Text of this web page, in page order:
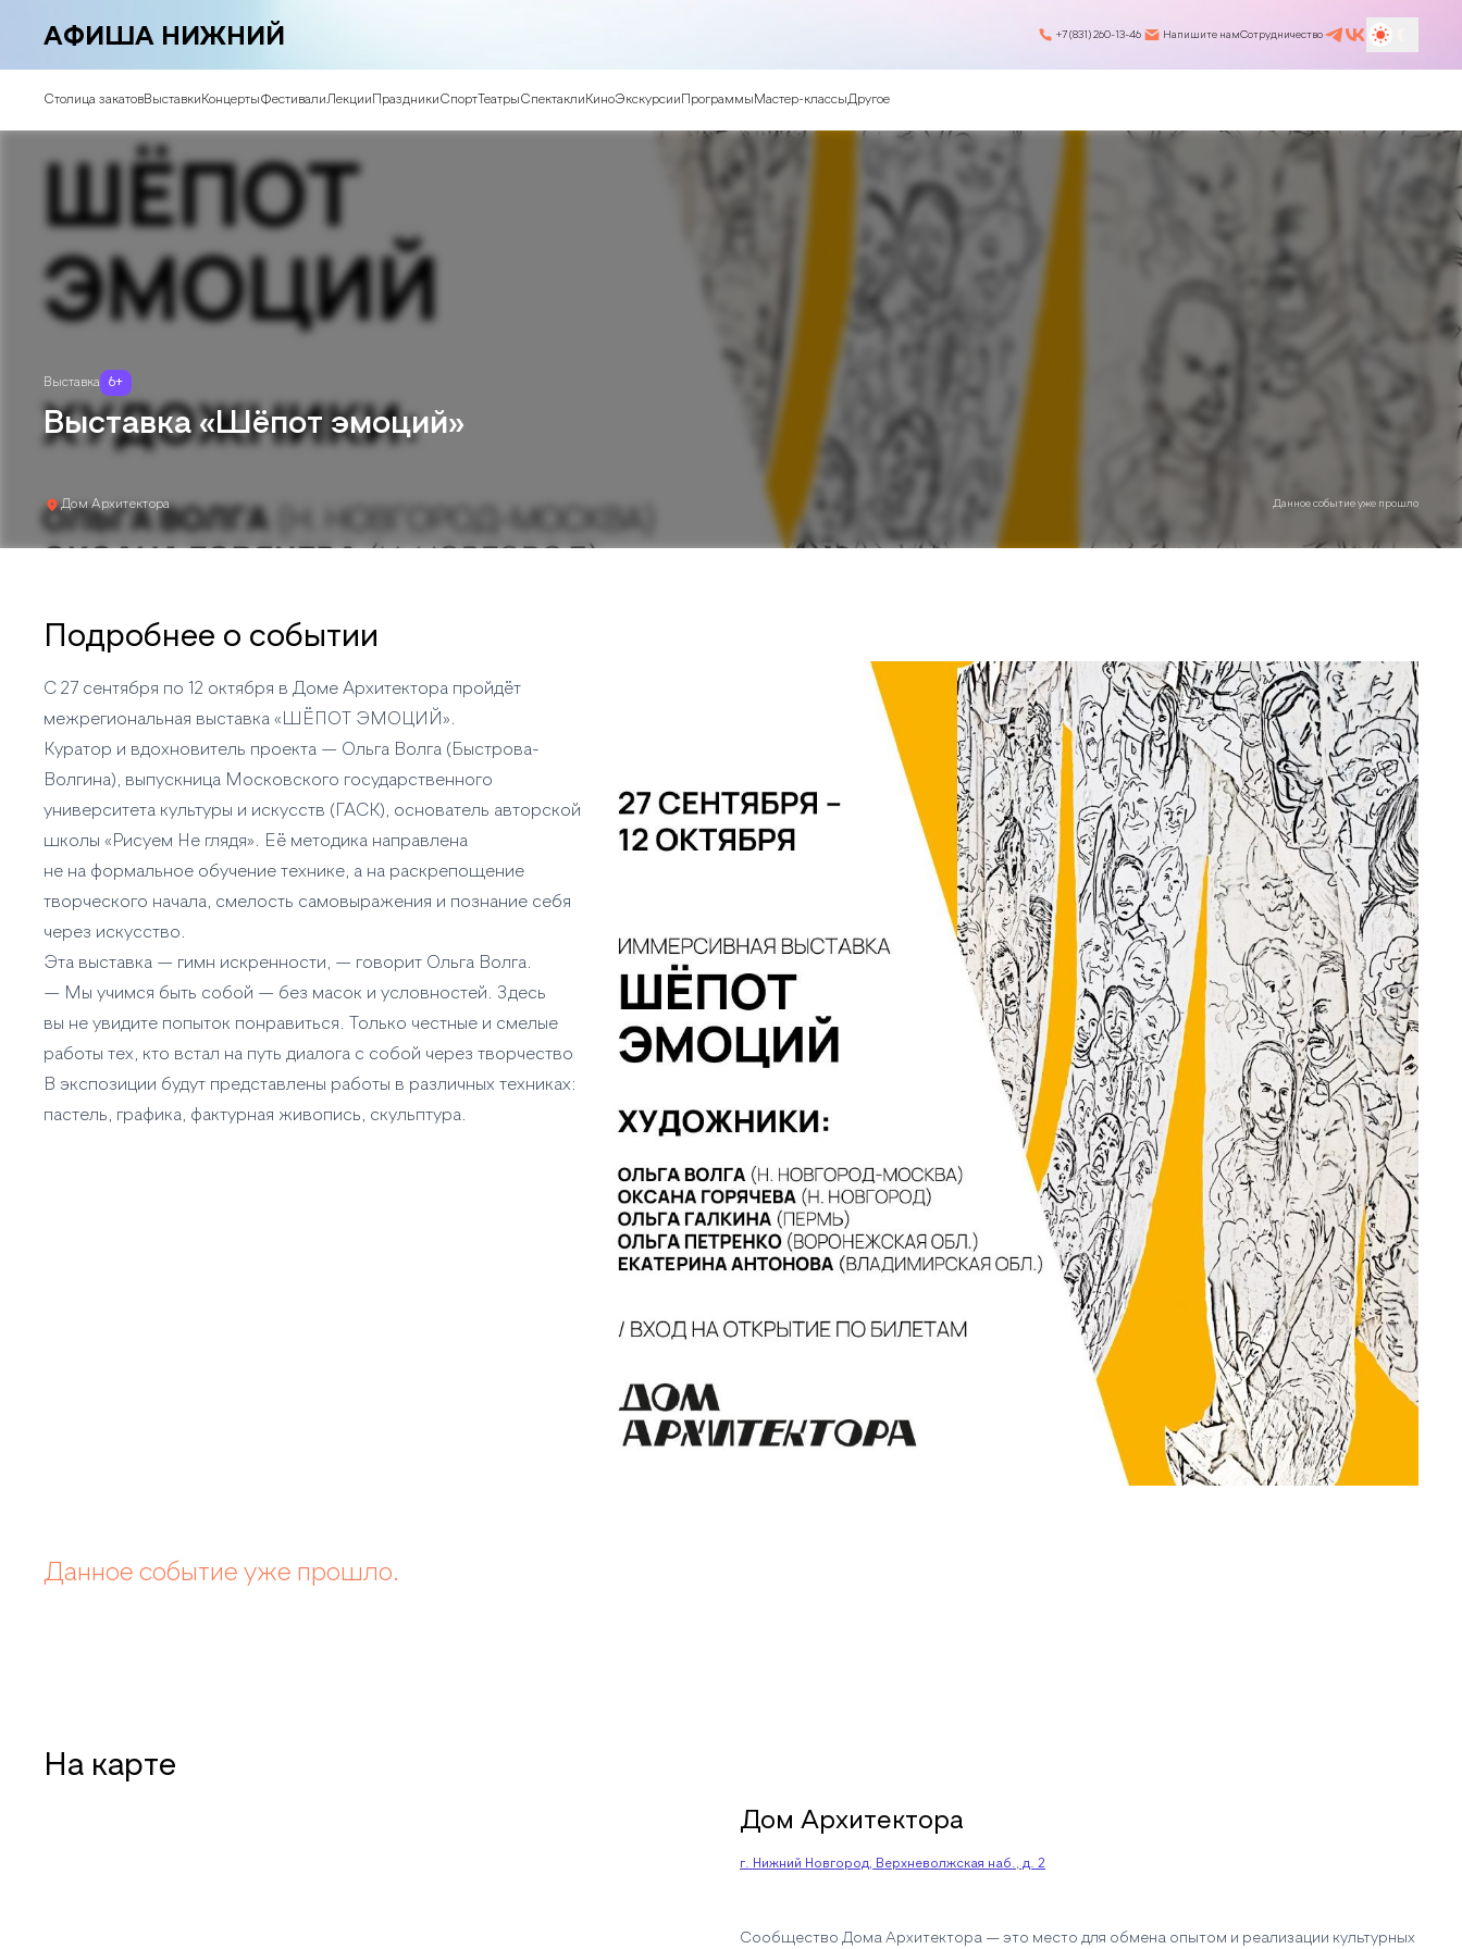
АФИША НИЖНИЙ +7 (831) 260-13-46 Напишите намСотрудничество
Столица закатовВыставкиКонцертыФестивалиЛекции ПраздникиСпорт ТеатрыСпектаклиКиноЭкскурсии Программы Мастер-классыДругое
Выставка 6+
Выставка «Шёпот эмоций»
Дом Архитектора Данное событие уже прошло
Подробнее о событии
С 27 сентября по 12 октября в Доме Архитектора пройдёт
межрегиональная выставка «ШЁПОТ ЭМОЦИЙ».
Куратор и вдохновитель проекта — Ольга Волга (Быстрова-
Волгина), выпускница Московского государственного
университета культуры и искусств (ГАСК), основатель авторской
школы «Рисуем Не глядя». Её методика направлена
не на формальное обучение технике, а на раскрепощение
творческого начала, смелость самовыражения и познание себя
через искусство.
Эта выставка — гимн искренности, — говорит Ольга Волга.
— Мы учимся быть собой — без масок и условностей. Здесь
вы не увидите попыток понравиться. Только честные и смелые
работы тех, кто встал на путь диалога с собой через творчество
В экспозиции будут представлены работы в различных техниках:
пастель, графика, фактурная живопись, скульптура.
Данное событие уже прошло.
На карте
Дом Архитектора
г. Нижний Новгород, Верхневолжская наб., д. 2
Сообщество Дома Архитектора — это место для обмена опытом и реализации культурных